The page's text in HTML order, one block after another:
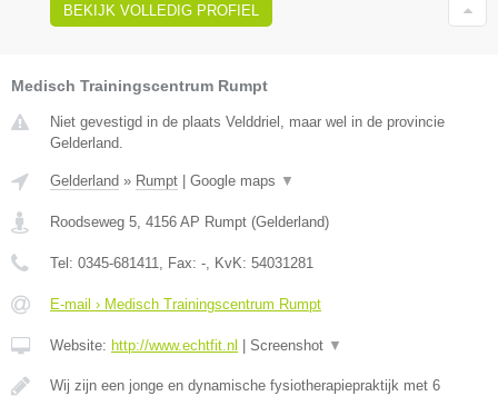
BEKIJK VOLLEDIG PROFIEL
Medisch Trainingscentrum Rumpt
Niet gevestigd in de plaats Velddriel, maar wel in de provincie
Gelderland.
Gelderland » Rumpt | Google maps ▼
Roodseweg 5 4156 AP Rumpt (Gelderland)
Tel: 0345-681411 , Fax: - , KvK: 54031281
E-mail › Medisch Trainingscentrum Rumpt
Website: http://www.echtfit.nl | Screenshot ▼
Wij zijn een jonge en dynamische fysiotherapiepraktijk met 6